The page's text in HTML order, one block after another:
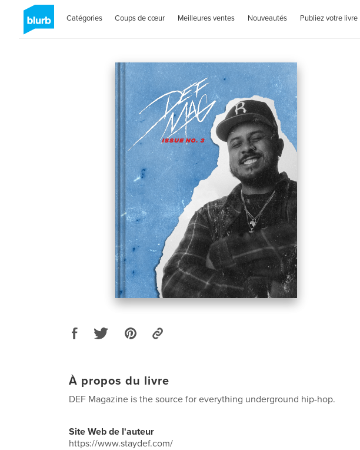
Catégories Coups de cœur Meilleures ventes Nouveautés Publiez votre livre
À propos du livre
DEF Magazine is the source for everything underground hip-hop.
Site Web de l'auteur
https://www.staydef.com/